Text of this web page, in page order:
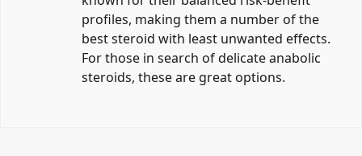
profiles, making them a number of the
best steroid with least unwanted effects.
For those in search of delicate anabolic
steroids, these are great options.